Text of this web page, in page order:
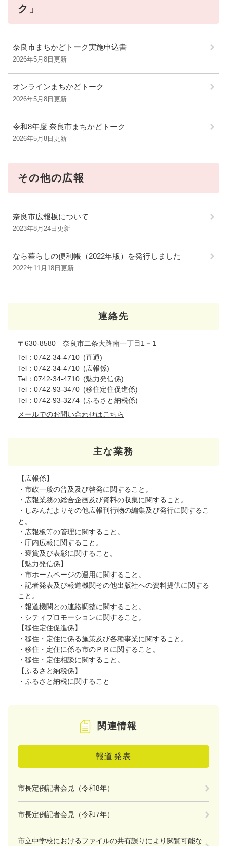
ク」
奈良市まちかどトーク実施申込書
2026年5月8日更新
オンラインまちかどトーク
2026年5月8日更新
令和8年度 奈良市まちかどトーク
2026年5月8日更新
その他の広報
奈良市広報板について
2023年8月24日更新
なら暮らしの便利帳（2022年版）を発行しました
2022年11月18日更新
連絡先
〒630-8580 奈良市二条大路南一丁目1－1
Tel：0742-34-4710
直通
Tel：0742-34-4710
広報係
Tel：0742-34-4710
魅力発信係
Tel：0742-93-3470
移住定住促進係
Tel：0742-93-3274
ふるさと納税係
メールでのお問い合わせはこちら
主な業務
【広報係】
・市政一般の普及及び啓発に関すること。
・広報業務の総合企画及び資料の収集に関すること。
・しみんだよりその他広報刊行物の編集及び発行に関するこ
と。
・広報板等の管理に関すること。
・庁内広報に関すること。
・褒賞及び表彰に関すること。
【魅力発信係】
・市ホームページの運用に関すること。
・記者発表及び報道機関その他出版社への資料提供に関する
こと。
・報道機関との連絡調整に関すること。
・シティプロモーションに関すること。
【移住定住促進係】
・移住・定住に係る施策及び各種事業に関すること。
・移住・定住に係る市のＰＲに関すること。
・移住・定住相談に関すること。
【ふるさと納税係】
・ふるさと納税に関すること
関連情報
報道発表
市長定例記者会見（令和8年）
市長定例記者会見（令和7年）
市立中学校におけるファイルの共有誤りにより閲覧可能な